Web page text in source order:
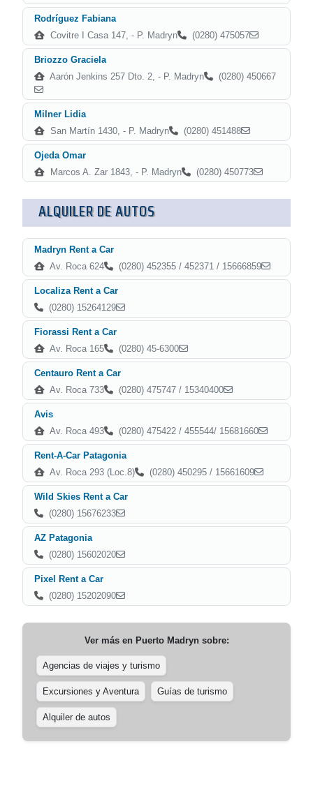
Rodríguez Fabiana
Covitre I Casa 147, - P. Madryn
(0280) 475057
Briozzo Graciela
Aarón Jenkins 257 Dto. 2, - P. Madryn
(0280) 450667
Milner Lidia
San Martín 1430, - P. Madryn
(0280) 451488
Ojeda Omar
Marcos A. Zar 1843, - P. Madryn
(0280) 450773
ALQUILER DE AUTOS
Madryn Rent a Car
Av. Roca 624
(0280) 452355 / 452371 / 15666859
Localiza Rent a Car
(0280) 15264129
Fiorassi Rent a Car
Av. Roca 165
(0280) 45-6300
Centauro Rent a Car
Av. Roca 733
(0280) 475747 / 15340400
Avis
Av. Roca 493
(0280) 475422 / 455544/ 15681660
Rent-A-Car Patagonia
Av. Roca 293 (Loc.8)
(0280) 450295 / 15661609
Wild Skies Rent a Car
(0280) 15676233
AZ Patagonia
(0280) 15602020
Pixel Rent a Car
(0280) 15202090
Ver más en Puerto Madrynsobre:
Agencias de viajes y turismo
Excursiones y Aventura Guías de turismo
Alquiler de autos